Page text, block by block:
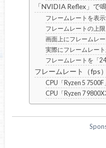
「NVIDIA Reflex」で
フレームレートを表
フレームレートの上
画面上にフレームレ
実際にフレームレー
フレームレートを「
フレームレート（fps
CPU「Ryzen 5 7500F
CPU「Ryzen 7